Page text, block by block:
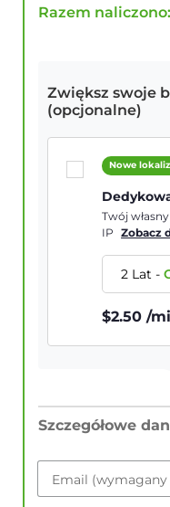
Razem naliczono:
Zwiększ swoje
(opcjonalne)
Nowe
Twój
IP
Zobacz
2 Lat-
$2.50 /
Szczegółowe
Email